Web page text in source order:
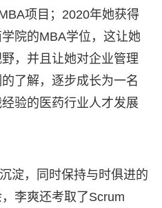
项目；2020年她获得
院的MBA学位，这让她
，并且让她对企业管理
了解，逐步成长为一名
验的医药行业人才发展
淀，同时保持与时俱进的
李爽还考取了Scrum